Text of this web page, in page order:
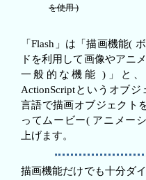
を使用 )
「Flash」は「描画機能(
ドを利用して画像やアニ
一般的な機能 )」と
ActionScriptというオブ
言語で描画オブジェクト
ってムービー( アニメー
上げます。
描画機能だけでも十分ダ